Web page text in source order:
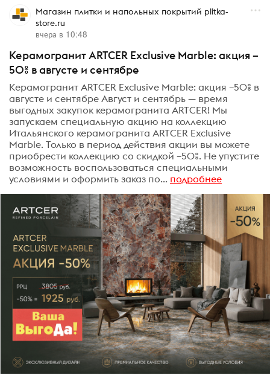
Магазин плитки и напольных покрытий plitka-
store.ru
вчера в 10:48
Керамогранит ARTCER Exclusive Marble: акция –
50% в августе и сентябре
Керамогранит ARTCER Exclusive Marble: акция –50% в
августе и сентябре Август и сентябрь — время
выгодных закупок керамогранита ARTCER! Мы
запускаем специальную акцию на коллекцию
Итальянского керамогранита ARTCER Exclusive
Marble. Только в период действия акции вы можете
приобрести коллекцию со скидкой –50%. Не упустите
возможность воспользоваться специальными
условиями и оформить заказ по... подробнее